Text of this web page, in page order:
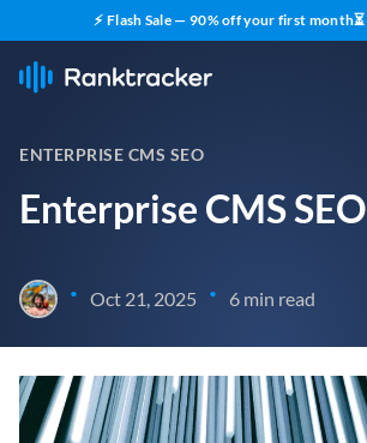
⚡ Flash Sale — 90% off your first month⏳
ENTERPRISE CMS SEO
Enterprise CMS SEO
• Oct 21, 2025 • 6 min read